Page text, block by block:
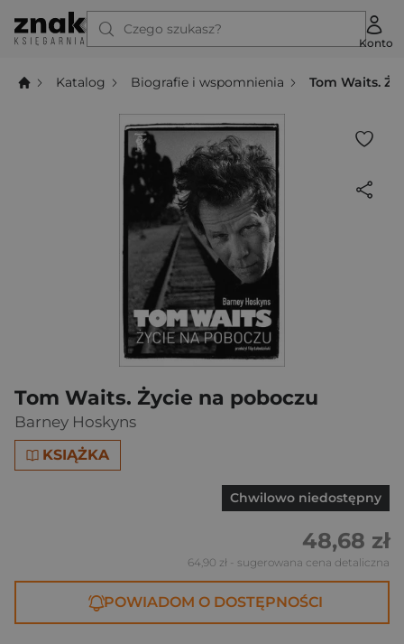
Czego szukasz?
Konto
Katalog Biografie i wspomnienia Tom Waits.
Tom Waits. Życie na poboczu
Barney Hoskyns
KSIĄŻKA
Chwilowo niedostępny
48,68 zł
64,90 zł - sugerowana cena detaliczna
POWIADOM O DOSTĘPNOŚCI